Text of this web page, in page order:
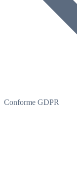
Conforme GDPR